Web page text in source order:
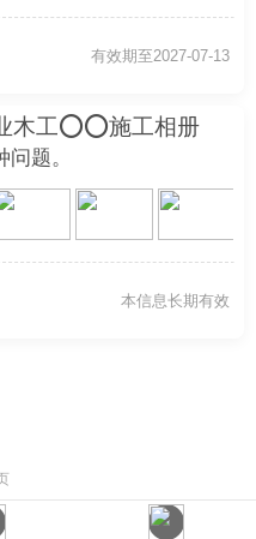
有效期至2027-07-13
木工⭕️⭕️施工相册
小时
题。
本信息长期有效